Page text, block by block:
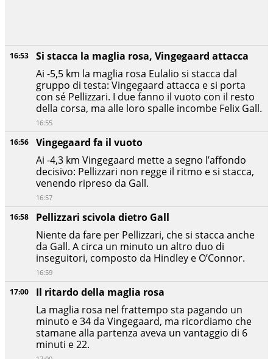
17:00
Il ritardo della maglia rosa
La maglia rosa nel frattempo sta pagando un
minuto e 34 da Vingegaard, ma ricordiamo che
stamane alla partenza aveva un vantaggio di 6
minuti e 22.
16:58
Pellizzari scivola dietro Gall
Niente da fare per Pellizzari, che si stacca anche
da Gall. A circa un minuto un altro duo di
inseguitori, composto da Hindley e O’Connor.
16:59
16:56
Vingegaard fa il vuoto
Ai -4,3 km Vingegaard mette a segno l’affondo
decisivo: Pellizzari non regge il ritmo e si stacca,
venendo ripreso da Gall.
16:57
16:53
Si stacca la maglia rosa, Vingegaard attacca
Ai -5,5 km la maglia rosa Eulalio si stacca dal
gruppo di testa: Vingegaard attacca e si porta
con sé Pellizzari. I due fanno il vuoto con il resto
della corsa, ma alle loro spalle incombe Felix Gall.
16:55